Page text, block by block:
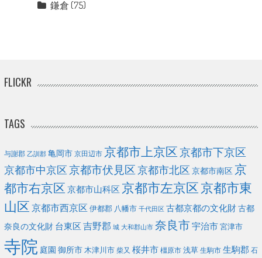
鎌倉 (75)
FLICKR
TAGS
与謝郡 乙訓郡 亀岡市 京田辺市 京都市上京区京都市下京区
京都市中京区京都市伏見区京都市北区 京都市南区 京
都市右京区 京都市山科区 京都市左京区京都市東
山区京都市西京区 伊都郡 八幡市 千代田区 古都京都の文化財古都
奈良の文化財 台東区 吉野郡 城 大和郡山市 奈良市宇治市 宮津市
寺院 庭園 御所市 木津川市 柴又 桜井市 橿原市 浅草 生駒市 生駒郡 石